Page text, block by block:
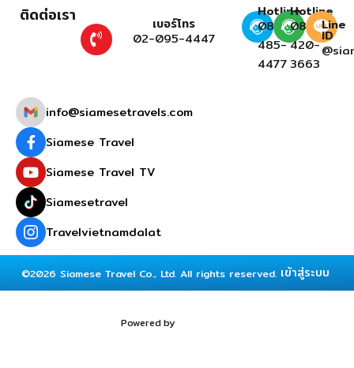
เบอร์โทร
02-095-4447
Hotline
081-
485-
4477
Hotline
081-
420-
3663
Line
ID
ติดต่อเรา
info@siamesetravels.com
Siamese Travel
Siamese Travel TV
Siamesetravel
Travelvietnamdalat
©2026 Siamese Travel Co., Ltd. All rights reserved. เข้าสู่ระบบ